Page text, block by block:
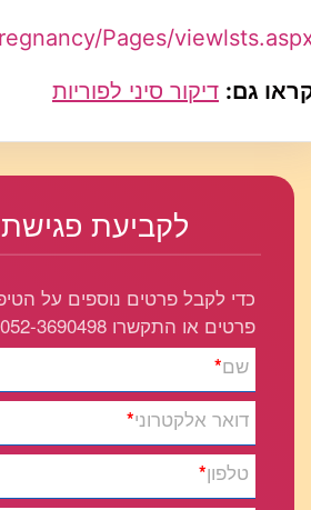
Pages/
גם: דיקור סיני לפוריות
לקביעת פגישת
כדי לקבל פרטים נוספים על
פרטים או התקשרו 052-3690498
שם*
דואר אלקטרוני*
טלפון*